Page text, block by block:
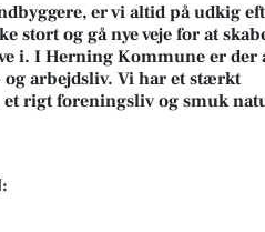
er vi altid på udkig
og gå nye veje for at
i. I Herning Kommune er der
arbejdsliv. Vi har et stærkt
rigt foreningsliv og smuk